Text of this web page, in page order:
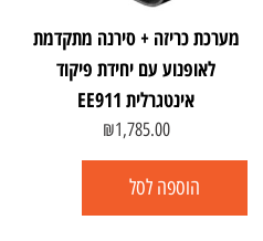
מערכת כריזה + סירנה מתקדמת
לאופנוע עם יחידת פיקוד
אינטגרלית EE911
₪1,785.00
הוספה לסל